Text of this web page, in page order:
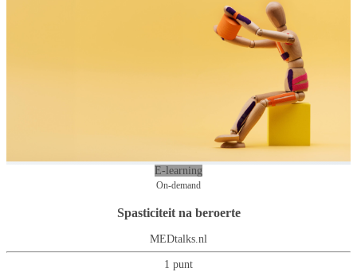
E-learning
On-demand
Spasticiteit na beroerte
MEDtalks.nl
1 punt